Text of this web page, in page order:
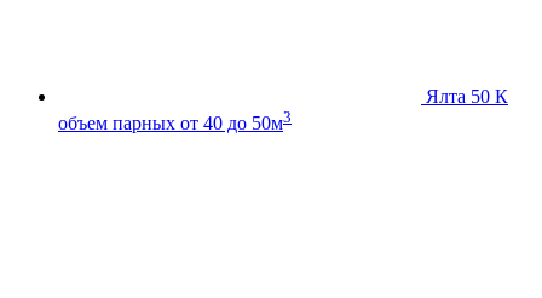
Ялта 50 К
объем парных от 40 до 50м3